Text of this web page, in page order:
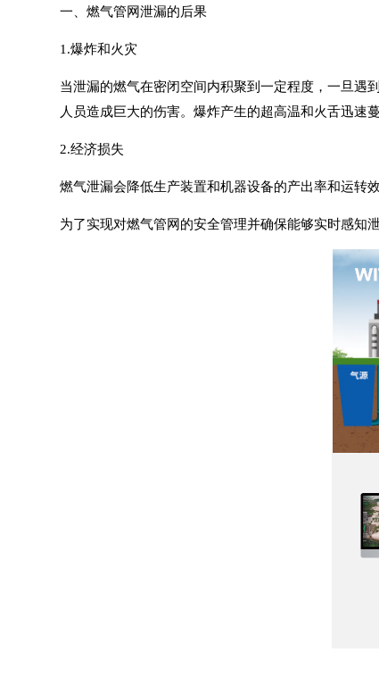
一、燃气管网泄漏的后果
1.爆炸和火灾
当泄漏的燃气在密闭空间内积聚到一定程度，一旦遇
人员造成巨大的伤害。爆炸产生的超高温和火舌迅速
2.经济损失
燃气泄漏会降低生产装置和机器设备的产出率和运转
为了实现对燃气管网的安全管理并确保能够实时感知